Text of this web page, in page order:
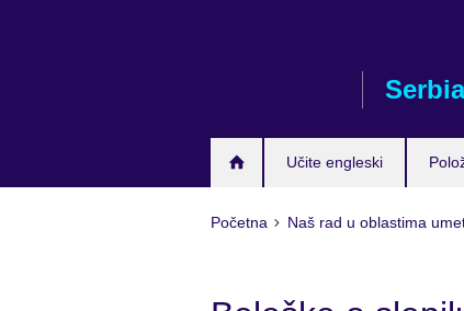
Serbia
Učite engleski
Početna Naš rad u oblastima